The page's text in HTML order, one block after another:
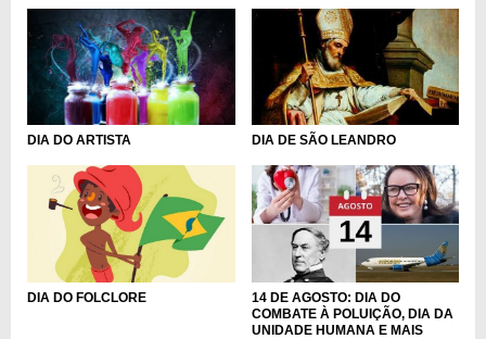
DIA DO ARTISTA DIA DE SÃO LEANDRO
DIA DO FOLCLORE
14 DE AGOSTO: DIA DO
COMBATE À POLUIÇÃO, DIA DA
UNIDADE HUMANA E MAIS